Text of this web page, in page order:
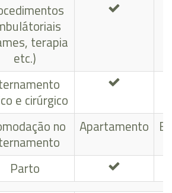
terapia
etc.)
e cirúrgico
no
Apartamento
Parto